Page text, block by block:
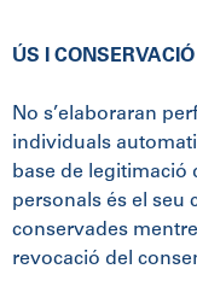
ÚS I
No s’elaboraran
individuals
base de legitimació
personals és el seu
conservades
revocació del